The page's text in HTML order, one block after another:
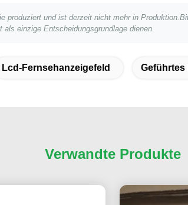
produziert und ist derzeit nicht mehr in
einzige Entscheidungsgrundlage dienen.
Lcd-Fernsehanzeigefeld Geführtes
Verwandte Produkte